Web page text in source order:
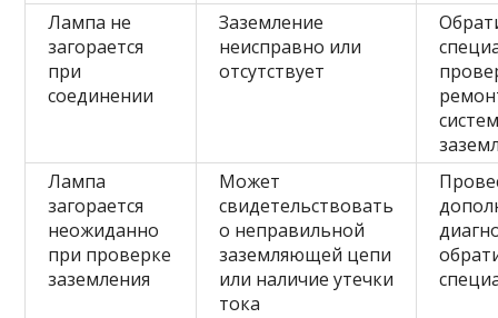
Лампа не
загорается
при
соединении
Заземление
неисправно или
отсутствует
Лампа
загорается
неожиданно
при проверке
заземления
Может
свидетельствовать
о неправильной
заземляющей цепи
или наличие утечки
тока